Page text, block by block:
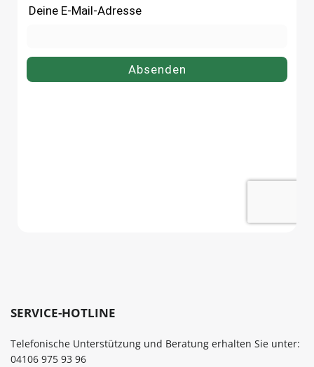
SERVICE-HOTLINE
Telefonische Unterstützung und Beratung erhalten Sie unter:
04106 975 93 96